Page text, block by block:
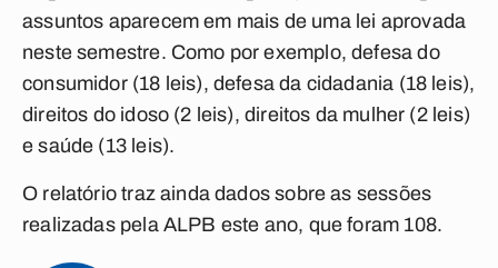
assuntos aparecem em mais de uma lei aprovada
neste semestre. Como por exemplo, defesa do
consumidor (18 leis), defesa da cidadania (18 leis),
direitos do idoso (2 leis), direitos da mulher (2 leis)
e saúde (13 leis).
O relatório traz ainda dados sobre as sessões
realizadas pela ALPB este ano, que foram 108.